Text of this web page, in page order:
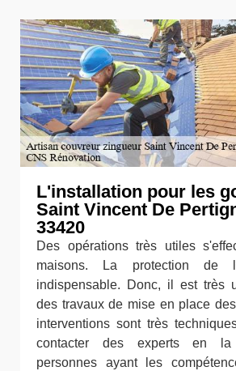
L'installation pour les
Saint Vincent De
33420
Des opérations très utiles
maisons. La protection de
indispensable. Donc, il est très
des travaux de mise en place
interventions sont très
contacter des experts en la
personnes ayant les